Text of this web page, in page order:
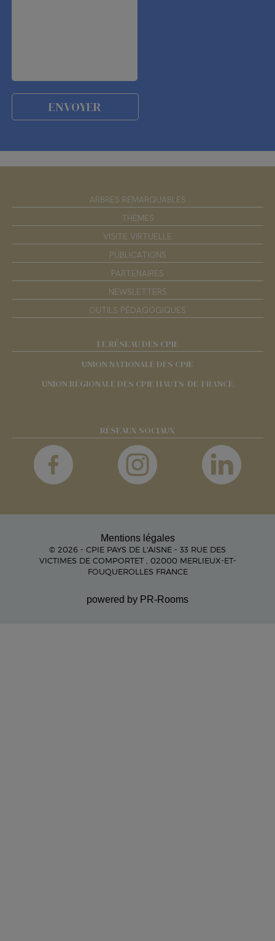
ARBRES REMARQUABLES
THÈMES
VISITE VIRTUELLE
PUBLICATIONS
PARTENAIRES
NEWSLETTERS
OUTILS PÉDAGOGIQUES
LE RÉSEAU DES CPIE
UNION NATIONALE DES CPIE
UNION RÉGIONALE DES CPIE HAUTS-DE-FRANCE
RÉSEAUX SOCIAUX
Mentions légales
© 2026 - CPIE PAYS DE L'AISNE - 33 RUE DES
VICTIMES DE COMPORTET , 02000 MERLIEUX-ET-
FOUQUEROLLES FRANCE
powered by PR-Rooms